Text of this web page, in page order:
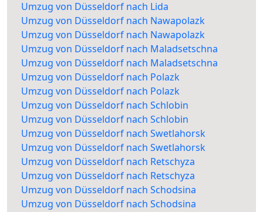
Umzug von Düsseldorf nach Lida
Umzug von Düsseldorf nach Nawapolazk
Umzug von Düsseldorf nach Nawapolazk
Umzug von Düsseldorf nach Maladsetschna
Umzug von Düsseldorf nach Maladsetschna
Umzug von Düsseldorf nach Polazk
Umzug von Düsseldorf nach Polazk
Umzug von Düsseldorf nach Schlobin
Umzug von Düsseldorf nach Schlobin
Umzug von Düsseldorf nach Swetlahorsk
Umzug von Düsseldorf nach Swetlahorsk
Umzug von Düsseldorf nach Retschyza
Umzug von Düsseldorf nach Retschyza
Umzug von Düsseldorf nach Schodsina
Umzug von Düsseldorf nach Schodsina